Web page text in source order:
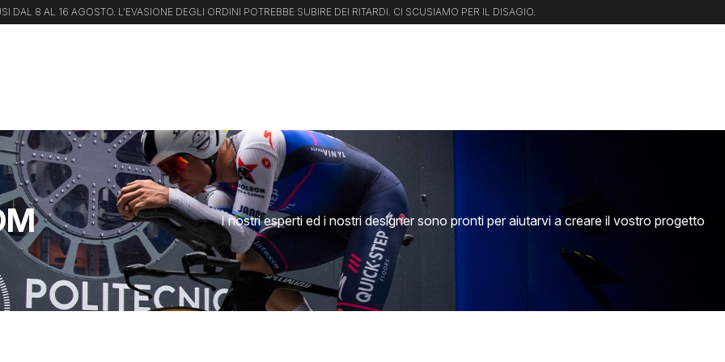
ALLA NEWSLETTER E OTTIENI UNO SCONTO SPECIALE SUL TUO PROSSIMO ORDINE
I nostri esperti ed i nostri designer sono pronti per aiutarvi a creare il vostro progetto